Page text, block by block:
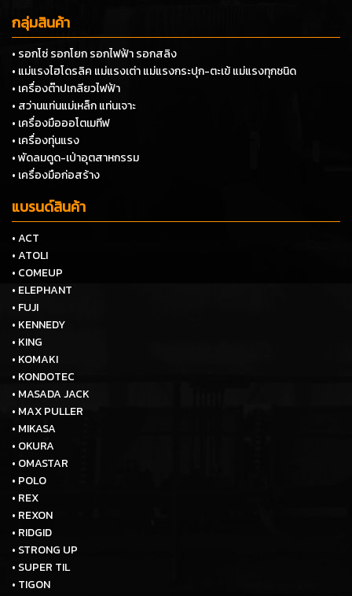
กลุ่มสินค้า
• รอกโซ่ รอกโยก รอกไฟฟ้า รอกสลิง
• แม่แรงไฮโดรลิค แม่แรงเต่า แม่แรงกระปุก-ตะเข้ แม่แรงทุกชนิด
• เครื่องต๊าปเกลียวไฟฟ้า
• สว่านแท่นแม่เหล็ก แท่นเจาะ
• เครื่องมือออโตเมทีฟ
• เครื่องทุ่นแรง
• พัดลมดูด-เป่าอุตสาหกรรม
• เครื่องมือก่อสร้าง
แบรนด์สินค้า
• ACT
• ATOLI
• COMEUP
• ELEPHANT
• FUJI
• KENNEDY
• KING
• KOMAKI
• KONDOTEC
• MASADA JACK
• MAX PULLER
• MIKASA
• OKURA
• OMASTAR
• POLO
• REX
• REXON
• RIDGID
• STRONG UP
• SUPER TIL
• TIGON